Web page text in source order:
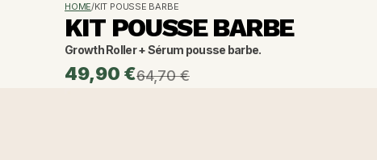
HOME/KIT POUSSE BARBE
KIT POUSSE BARBE
Growth Roller + Sérum pousse barbe.
49,90 €64,70 €